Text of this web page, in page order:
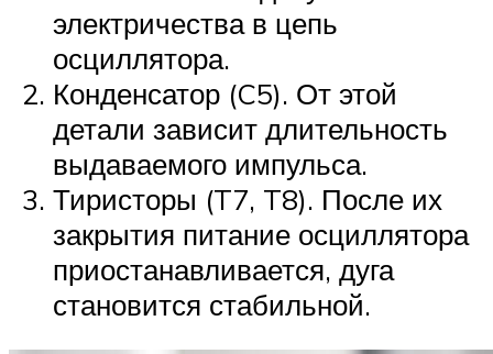
электричества в цепь
осциллятора.
Конденсатор (C5). От этой
детали зависит длительность
выдаваемого импульса.
Тиристоры (T7, T8). После их
закрытия питание осциллятора
приостанавливается, дуга
становится стабильной.